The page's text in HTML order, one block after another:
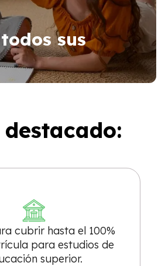
sus
cubrir hasta el 100%
para estudios de
superior.